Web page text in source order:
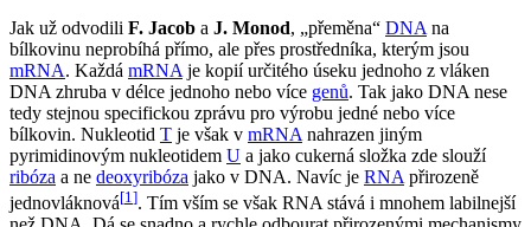
Jak už odvodili F. Jacob a J. Monod, „přeměna“ DNA na
bílkovinu neprobíhá přímo, ale přes prostředníka, kterým jsou
mRNA. Každá mRNA je kopií určitého úseku jednoho z vláken
DNA zhruba v délce jednoho nebo více genů. Tak jako DNA nese
tedy stejnou specifickou zprávu pro výrobu jedné nebo více
bílkovin. Nukleotid T je však v mRNA nahrazen jiným
pyrimidinovým nukleotidem U a jako cukerná složka zde slouží
ribóza a ne deoxyribóza jako v DNA. Navíc je RNA přirozeně
jednovláknová[1]. Tím vším se však RNA stává i mnohem labilnejší